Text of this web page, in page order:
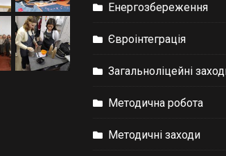
Енергозбереження
Євроінтеграція
Загальноліцейні
Методична робота
Методичні заходи